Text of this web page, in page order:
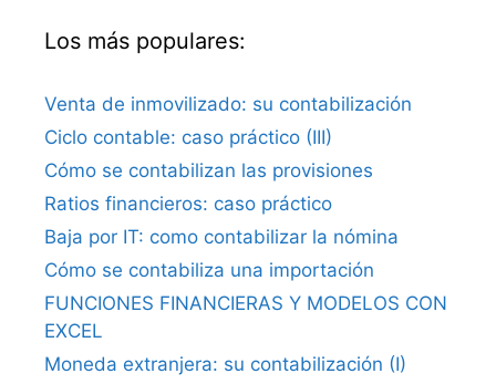
Los más populares:
Venta de inmovilizado: su contabilización
Ciclo contable: caso práctico (III)
Cómo se contabilizan las provisiones
Ratios financieros: caso práctico
Baja por IT: como contabilizar la nómina
Cómo se contabiliza una importación
FUNCIONES FINANCIERAS Y MODELOS CON
EXCEL
Moneda extranjera: su contabilización (I)